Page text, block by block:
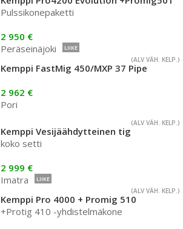
Pulssikonepaketti
2 950 €
Peräseinäjoki
LIIKE
(ALV VÄH. KELP.)
Kemppi FastMig 450/MXP 37 Pipe
2 962 €
Pori
(ALV VÄH. KELP.)
Kemppi Vesijäähdytteinen tig
koko setti
2 999 €
Imatra
LIIKE
(ALV VÄH. KELP.)
Kemppi Pro 4000 + Promig 510
+Protig 410 -yhdistelmäkone